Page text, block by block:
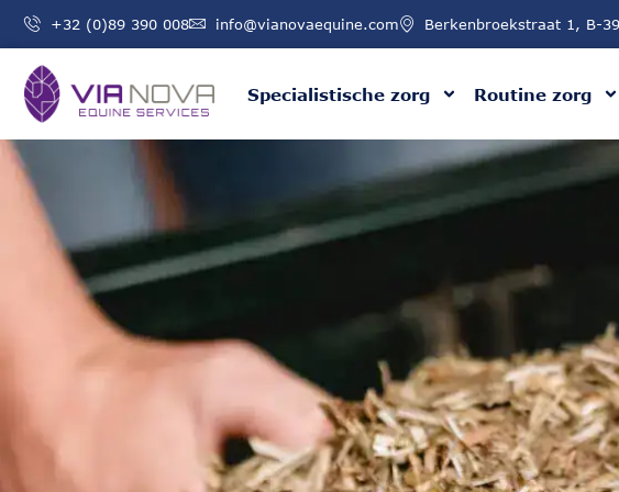
+32 (0)89 390 008 info@vianovaequine.com Berkenbroekstraat 1, B-
Specialistische zorg Routine zorg